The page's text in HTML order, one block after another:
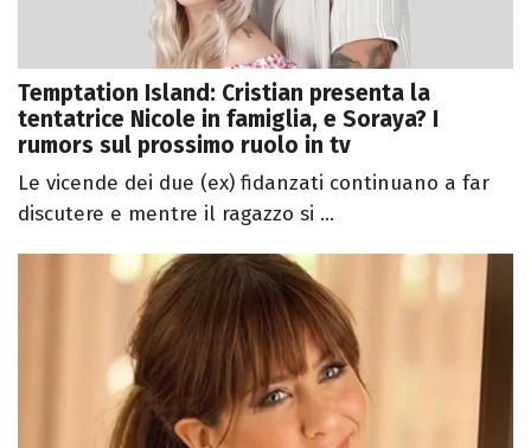
Temptation Island: Cristian presenta la
tentatrice Nicole in famiglia, e Soraya? I
rumors sul prossimo ruolo in tv
Le vicende dei due (ex) fidanzati continuano a far
discutere e mentre il ragazzo si ...